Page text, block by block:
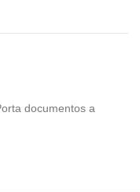
documentos a